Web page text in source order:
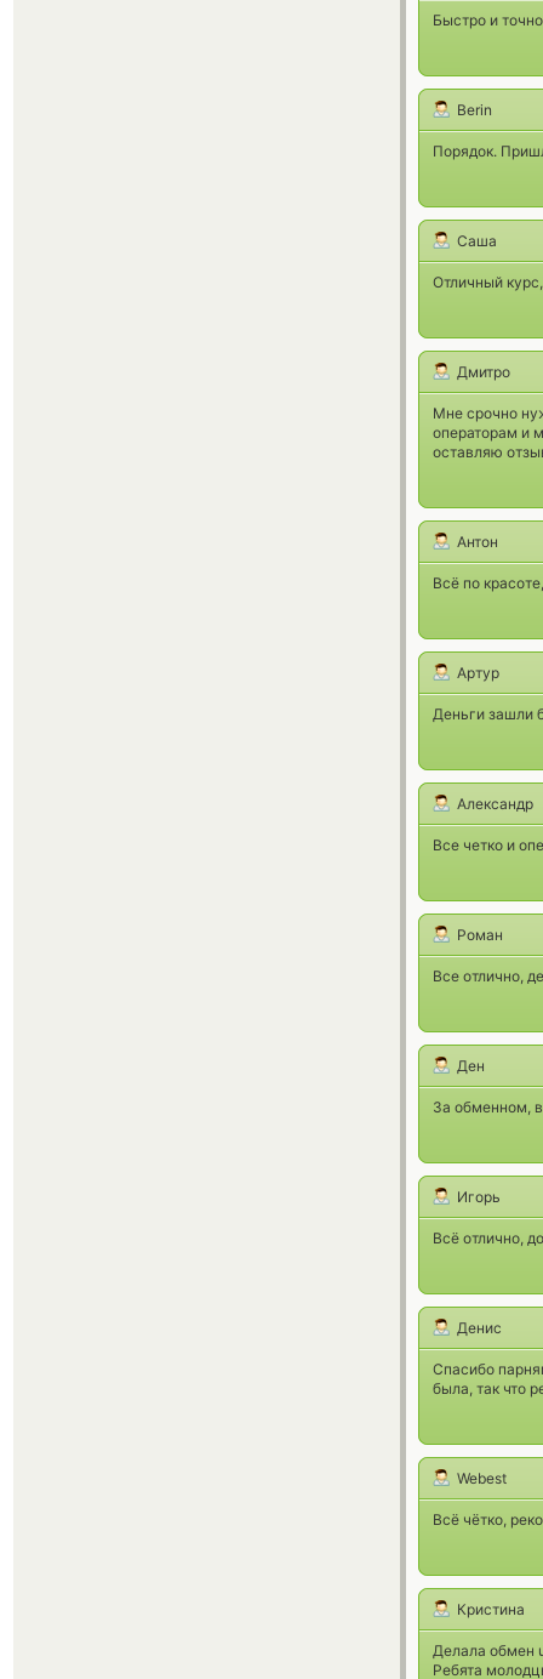
Быстро и
Berin
Порядок.
Саша
Отличный
Дмитро
Мне срочно
операторам и
оставляю
Антон
Всё по
Артур
Деньги зашли
Александр
Все четко и
Роман
Все отлично,
Ден
За обменном,
Игорь
Всё отлично,
Денис
Спасибо
была, так что
Webest
Всё чётко,
Кристина
Делала обмен
Ребята